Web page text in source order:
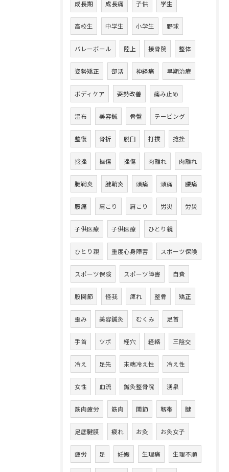
成長期 成長痛 子供 学生
高校生 中学生 小学生 野球
バレーボール 陸上 接骨院 整体
姿勢矯正 部活 神経痛 早期治療
ボディケア 姿勢改善 痛み止め
湿布 美容鍼 骨盤 テーピング
整復 骨折 脱臼 打撲 捻挫
捻挫 挫傷 挫傷 肉離れ 肉離れ
腱鞘炎 腱鞘炎 頭痛 頭痛 腰痛
腰痛 肩こり 肩こり 労災 労災
子供医療 子供医療 ひとり親
ひとり親 重度心身障害 スポーツ保険
スポーツ保険 スポーツ障害 自費
股関節 怪我 痺れ 整骨 矯正
歪み 美容鍼灸 むくみ 足首
手首 ツボ 経穴 経絡 三陰交
冷え 足先 末端冷え性 冷え性
女性 血流 鍼灸整骨院 湧泉
筋肉疲労 筋肉 関節 靱帯 腱
足底腱膜 疲れ お灸 お灸女子
疲労 足 妊娠 生理痛 生理不順